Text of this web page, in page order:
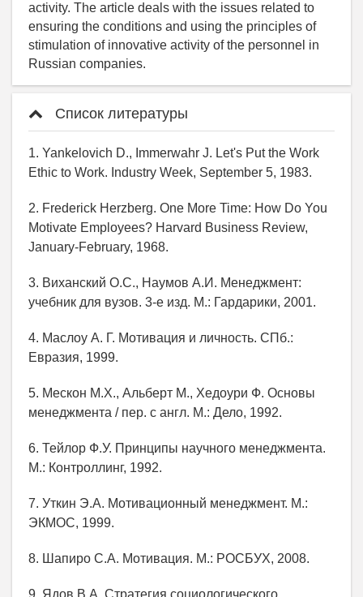
activity. The article deals with the issues related to
ensuring the conditions and using the principles of
stimulation of innovative activity of the personnel in
Russian companies.
Список литературы
1. Yankelovich D., Immerwahr J. Let's Put the Work
Ethic to Work. Industry Week, September 5, 1983.
2. Frederick Herzberg. One More Time: How Do You
Motivate Employees? Harvard Business Review,
January-February, 1968.
3. Виханский О.С., Наумов А.И. Менеджмент:
учебник для вузов. 3-е изд. М.: Гардарики, 2001.
4. Маслоу А. Г. Мотивация и личность. СПб.:
Евразия, 1999.
5. Мескон М.Х., Альберт М., Хедоури Ф. Основы
менеджмента / пер. с англ. М.: Дело, 1992.
6. Тейлор Ф.У. Принципы научного менеджмента.
М.: Контроллинг, 1992.
7. Уткин Э.А. Мотивационный менеджмент. М.:
ЭКМОС, 1999.
8. Шапиро С.А. Мотивация. М.: РОСБУХ, 2008.